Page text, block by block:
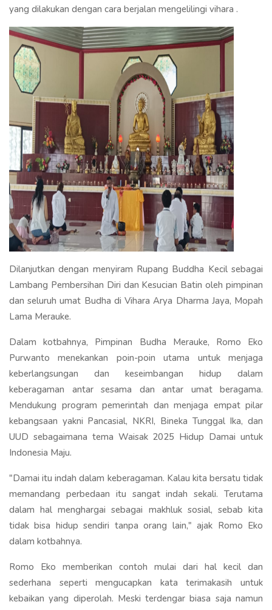
yang dilakukan dengan cara berjalan mengelilingi vihara .
Dilanjutkan dengan menyiram Rupang Buddha Kecil sebagai
Lambang Pembersihan Diri dan Kesucian Batin oleh pimpinan
dan seluruh umat Budha di Vihara Arya Dharma Jaya, Mopah
Lama Merauke.
Dalam kotbahnya, Pimpinan Budha Merauke, Romo Eko
Purwanto menekankan poin-poin utama untuk menjaga
keberlangsungan dan keseimbangan hidup dalam
keberagaman antar sesama dan antar umat beragama.
Mendukung program pemerintah dan menjaga empat pilar
kebangsaan yakni Pancasial, NKRI, Bineka Tunggal Ika, dan
UUD sebagaimana tema Waisak 2025 Hidup Damai untuk
Indonesia Maju.
"Damai itu indah dalam keberagaman. Kalau kita bersatu tidak
memandang perbedaan itu sangat indah sekali. Terutama
dalam hal menghargai sebagai makhluk sosial, sebab kita
tidak bisa hidup sendiri tanpa orang lain," ajak Romo Eko
dalam kotbahnya.
Romo Eko memberikan contoh mulai dari hal kecil dan
sederhana seperti mengucapkan kata terimakasih untuk
kebaikan yang diperolah. Meski terdengar biasa saja namun